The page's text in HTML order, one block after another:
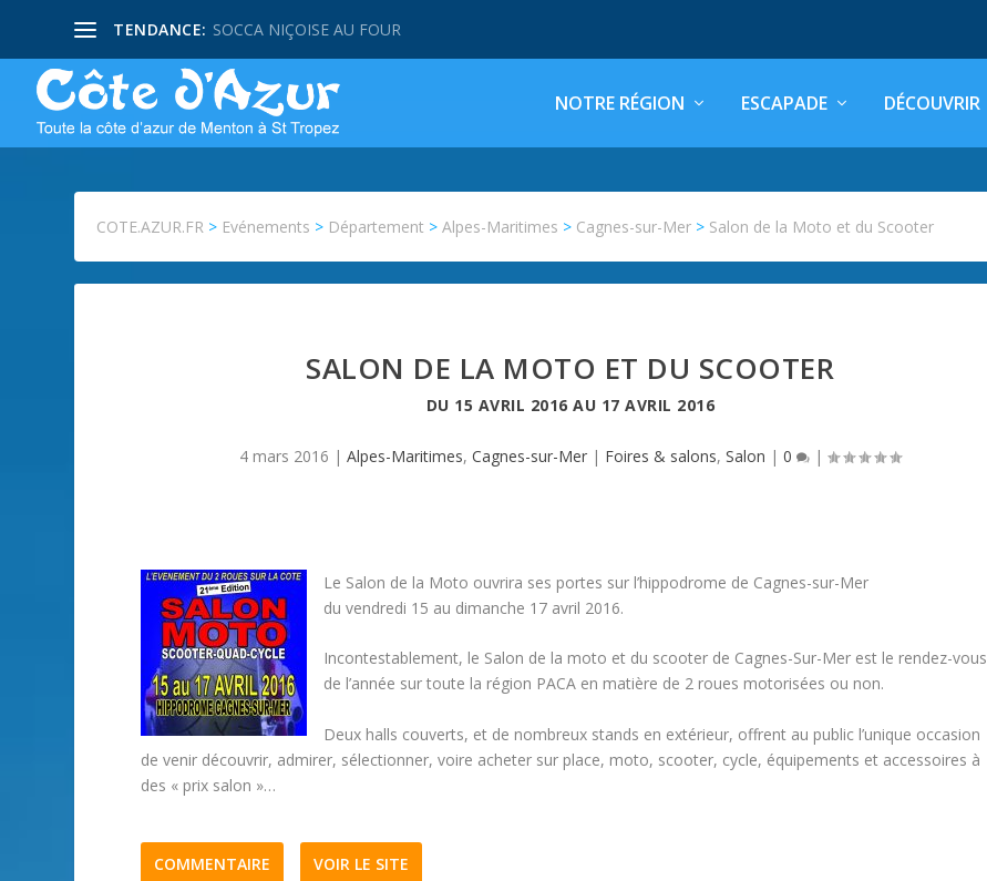
TENDANCE: SOCCA NIÇOISE AU FOUR
NOTRE RÉGION ESCAPADE DÉCOUVRIR
COTE.AZUR.FR > Evénements > Département >Alpes-Maritimes > Cagnes-sur-Mer > Salon de la Moto et du Scooter
SALON DE LA MOTO ET DU SCOOTER
DU 15 AVRIL 2016 AU 17 AVRIL 2016
4 mars 2016 |Alpes-Maritimes,Cagnes-sur-Mer | Foires & salons,Salon |0 |
Le Salon de la Moto ouvrira ses portes sur l’hippodrome de Cagnes-sur-Mer
du vendredi 15 au dimanche 17 avril 2016.
Incontestablement, le Salon de la moto et du scooter de Cagnes-Sur-Mer est le rendez-vous
de l’année sur toute la région PACA en matière de 2 roues motorisées ou non.
Deux halls couverts, et de nombreux stands en extérieur, offrent au public l’unique occasion
de venir découvrir, admirer, sélectionner, voire acheter sur place, moto, scooter, cycle, équipements et accessoires à
des « prix salon »…
COMMENTAIRE VOIR LE SITE